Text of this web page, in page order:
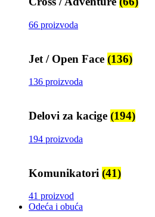
66 proizvoda
Jet / Open Face (136)
136 proizvoda
Delovi za kacige (194)
194 proizvoda
Komunikatori (41)
41 proizvod
Odeća i obuća